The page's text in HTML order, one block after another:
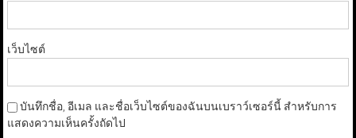
เว็บไซต์
บันทึกชื่อ, อีเมล และชื่อเว็บไซต์ของฉันบนเบราว์เซอร์นี้ สำหรับการ
แสดงความเห็นครั้งถัดไป